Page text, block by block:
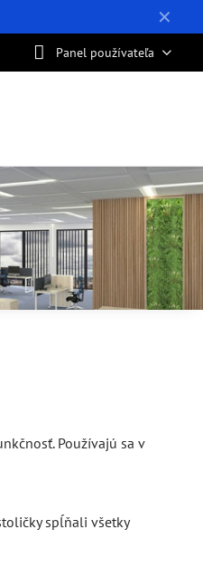
✕
Panel používateľa
Používajú sa v
spĺňali všetky